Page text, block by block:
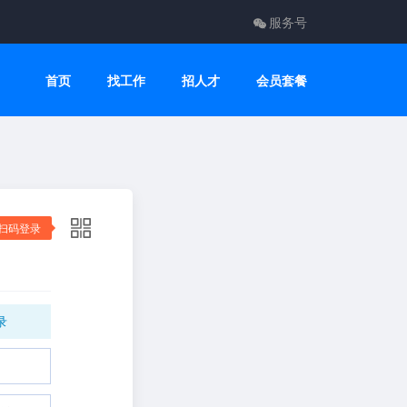
服务号
首页 找工作 招人才 会员套餐
码登录